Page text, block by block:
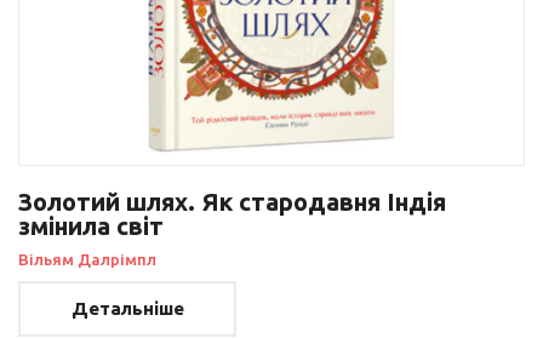
Золотий шлях. Як стародавня Індія
змінила світ
Вільям Далрімпл
Детальніше